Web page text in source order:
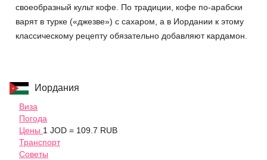
своеобразный культ кофе. По традиции, кофе по-арабски
варят в турке («джезве») с сахаром, а в Иордании к этому
классическому рецепту обязательно добавляют кардамон.
Иордания
Виза
Погода
Цены 1 JOD = 109.7 RUB
Транспорт
Советы